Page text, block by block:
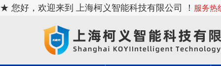
★ 您好，欢迎来到 上海柯义智能科技有限公司 ！ 服务热